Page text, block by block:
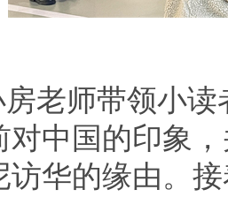
老师带领小
对中国的印象
访华的缘由。